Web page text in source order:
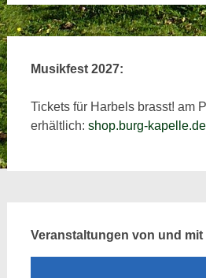
Musikfest 2027:
Tickets für Harbels brasst! am
erhältlich: shop.burg-kapelle.de
Veranstaltungen von und mit